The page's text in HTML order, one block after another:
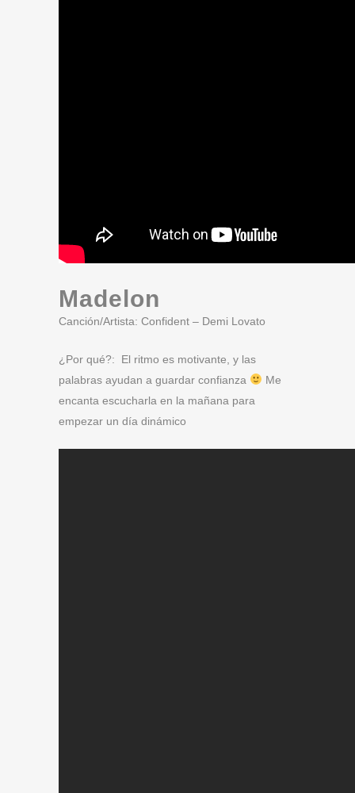
Madelon
Canción/Artista: Confident – Demi Lovato
¿Por qué?: El ritmo es motivante, y las
palabras ayudan a guardar confianza
Me
encanta escucharla en la mañana para
empezar un día dinámico